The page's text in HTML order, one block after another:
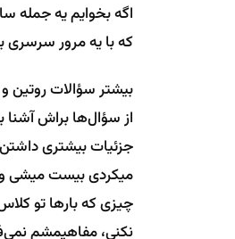
اگه بخوایم یه جمله
که با یه مرور سرسری بشه ۲۰ گرفت، و نه اون‌قدر عجیب و غریب که دانش‌آموزهای
بیشتر سؤالات روتین
از سؤال‌ها براش
جزئیات بیشتری
میکردی بیست میشی
چیزی که بارها تو
نکنی، مفاهیمشم